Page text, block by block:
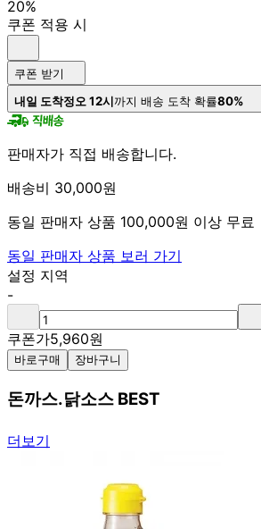
20%
쿠폰 적용 시
쿠폰 받기
내일 도착정오 12시까지 배송 도착 확률80%
판매자가 직접 배송합니다.
배송비 30,000원
동일 판매자 상품 100,000원 이상 무료
동일 판매자 상품 보러 가기
설정 지역
-
쿠폰가5,960원
바로구매 장바구니
돈까스.닭소스 BEST
더보기